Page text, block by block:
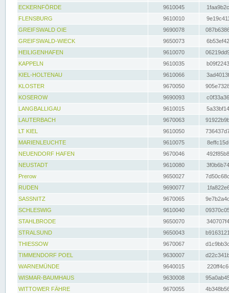
ECKERNFÖRDE
9610045
FLENSBURG
9610010
GREIFSWALD OIE
9690078
GREIFSWALD-WIECK
9650073
HEILIGENHAFEN
9610070
KAPPELN
9610035
KIEL-HOLTENAU
9610066
KLOSTER
9670050
KOSEROW
9690093
LANGBALLIGAU
9610015
LAUTERBACH
9670063
LT KIEL
9610050
MARIENLEUCHTE
9610075
NEUENDORF HAFEN
9670046
NEUSTADT
9610080
Prerow
9650027
RUDEN
9690077
SASSNITZ
9670065
SCHLESWIG
9610040
STAHLBRODE
9650070
STRALSUND
9650043
THIESSOW
9670067
TIMMENDORF POEL
9630007
WARNEMÜNDE
9640015
WISMAR-BAUMHAUS
9630008
WITTOWER FÄHRE
9670055